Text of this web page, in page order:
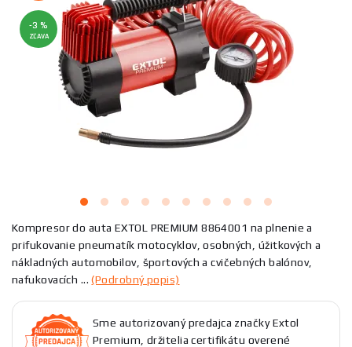
-3 %
ZĽAVA
Kompresor do auta EXTOL PREMIUM 8864001 na plnenie a
prifukovanie pneumatík motocyklov, osobných, úžitkových a
nákladných automobilov, športových a cvičebných balónov,
nafukovacích ...(Podrobný popis)
Sme autorizovaný predajca značky Extol
Premium, držitelia certifikátu overené